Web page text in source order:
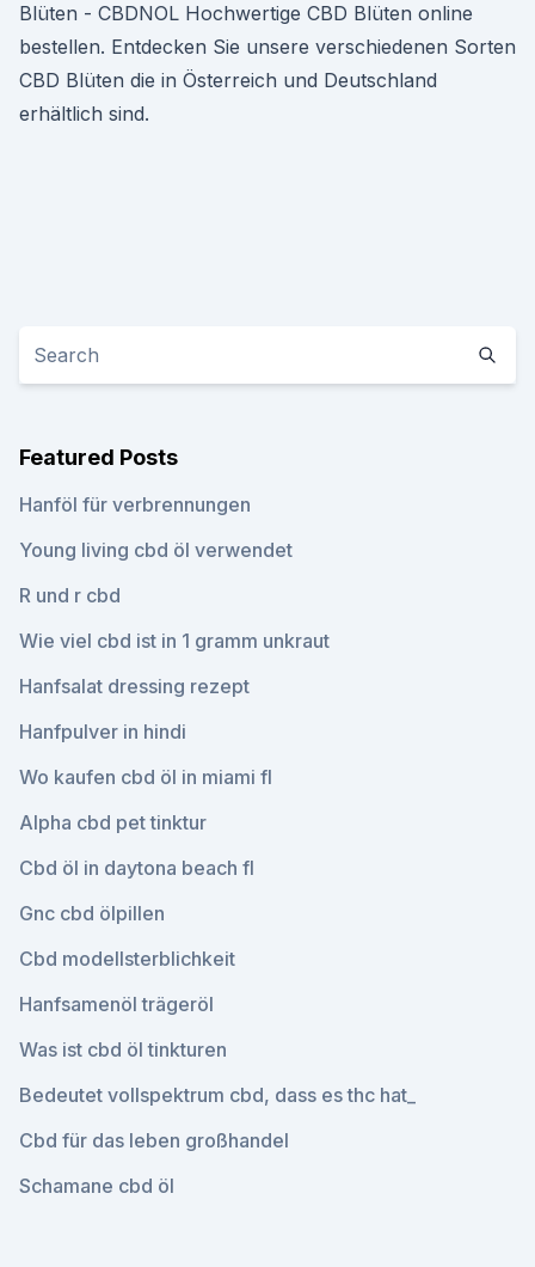
Blüten - CBDNOL Hochwertige CBD Blüten online
bestellen. Entdecken Sie unsere verschiedenen Sorten
CBD Blüten die in Österreich und Deutschland
erhältlich sind.
Featured Posts
Hanföl für verbrennungen
Young living cbd öl verwendet
R und r cbd
Wie viel cbd ist in 1 gramm unkraut
Hanfsalat dressing rezept
Hanfpulver in hindi
Wo kaufen cbd öl in miami fl
Alpha cbd pet tinktur
Cbd öl in daytona beach fl
Gnc cbd ölpillen
Cbd modellsterblichkeit
Hanfsamenöl trägeröl
Was ist cbd öl tinkturen
Bedeutet vollspektrum cbd, dass es thc hat_
Cbd für das leben großhandel
Schamane cbd öl